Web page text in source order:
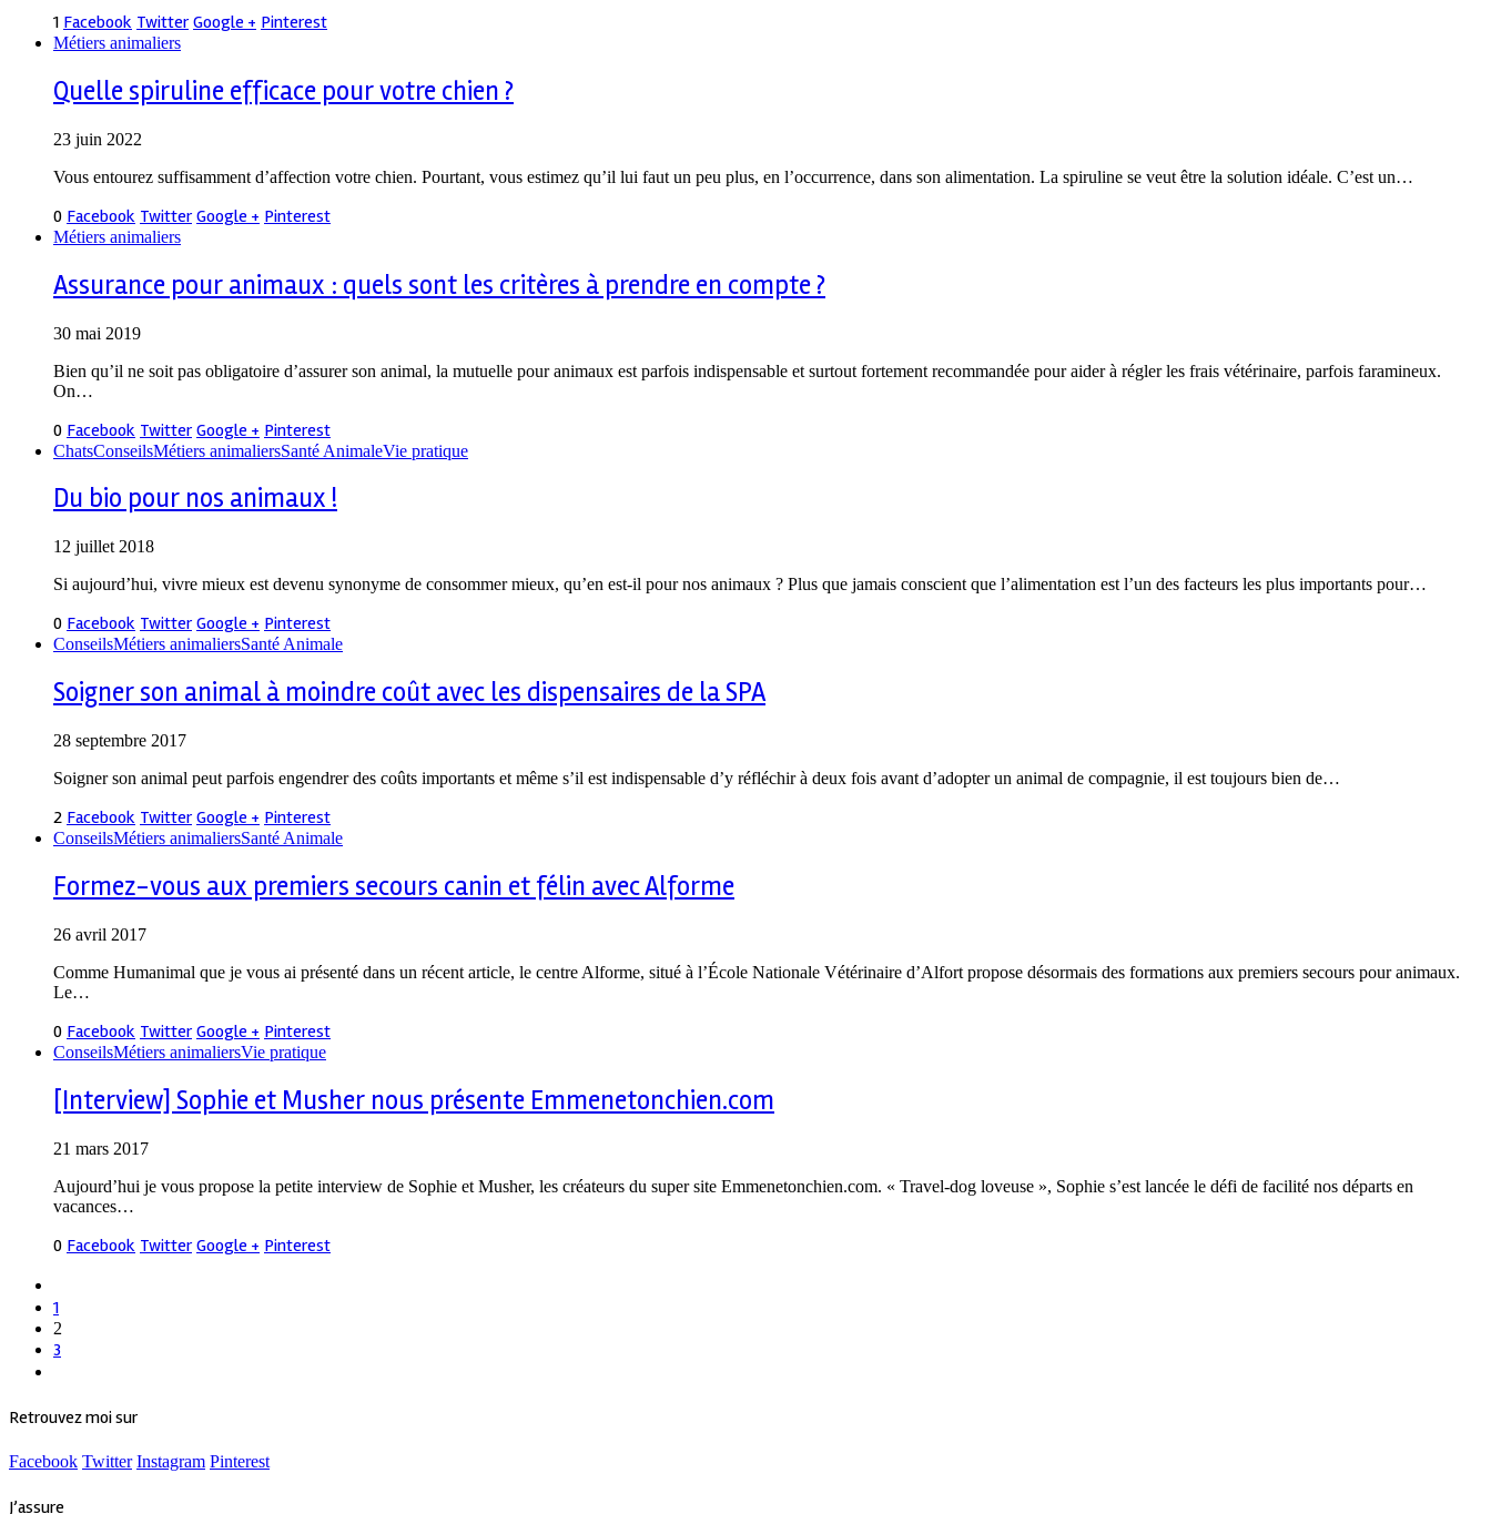
1 Facebook Twitter Google + Pinterest
Métiers animaliers
Quelle spiruline efficace pour votre chien ?
23 juin 2022
Vous entourez suffisamment d’affection votre chien. Pourtant, vous estimez qu’il lui faut un peu plus, en l’occurrence, dans son alimentation. La spiruline se veut être la solution idéale. C’est un…
0 Facebook Twitter Google + Pinterest
Métiers animaliers
Assurance pour animaux : quels sont les critères à prendre en compte ?
30 mai 2019
Bien qu’il ne soit pas obligatoire d’assurer son animal, la mutuelle pour animaux est parfois indispensable et surtout fortement recommandée pour aider à régler les frais vétérinaire, parfois faramineux.
On…
0 Facebook Twitter Google + Pinterest
ChatsConseilsMétiers animaliersSanté AnimaleVie pratique
Du bio pour nos animaux !
12 juillet 2018
Si aujourd’hui, vivre mieux est devenu synonyme de consommer mieux, qu’en est-il pour nos animaux ? Plus que jamais conscient que l’alimentation est l’un des facteurs les plus importants pour…
0 Facebook Twitter Google + Pinterest
ConseilsMétiers animaliersSanté Animale
Soigner son animal à moindre coût avec les dispensaires de la SPA
28 septembre 2017
Soigner son animal peut parfois engendrer des coûts importants et même s’il est indispensable d’y réfléchir à deux fois avant d’adopter un animal de compagnie, il est toujours bien de…
2 Facebook Twitter Google + Pinterest
ConseilsMétiers animaliersSanté Animale
Formez-vous aux premiers secours canin et félin avec Alforme
26 avril 2017
Comme Humanimal que je vous ai présenté dans un récent article, le centre Alforme, situé à l’École Nationale Vétérinaire d’Alfort propose désormais des formations aux premiers secours pour animaux.
Le…
0 Facebook Twitter Google + Pinterest
ConseilsMétiers animaliersVie pratique
[Interview] Sophie et Musher nous présente Emmenetonchien.com
21 mars 2017
Aujourd’hui je vous propose la petite interview de Sophie et Musher, les créateurs du super site Emmenetonchien.com. « Travel-dog loveuse », Sophie s’est lancée le défi de facilité nos départs en
vacances…
0 Facebook Twitter Google + Pinterest
1
2
3
Retrouvez moi sur
Facebook Twitter Instagram Pinterest
J’assure